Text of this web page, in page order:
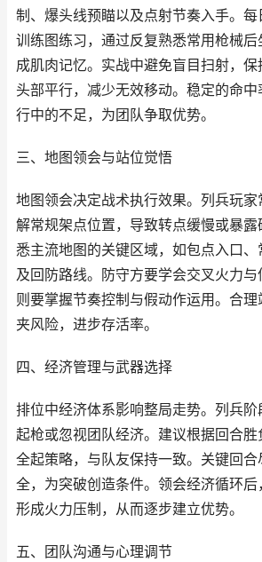
制、爆头线预瞄以及点射节奏入手。
训练图练习，通过反复熟悉常用枪械
成肌肉记忆。实战中避免盲目扫射，
头部平行，减少无效移动。稳定的命
行中的不足，为团队争取优势。
三、地图领会与站位觉悟
地图领会决定战术执行效果。列兵玩家
解常规架点位置，导致转点缓慢或暴
悉主流地图的关键区域，如包点入口
及回防路线。防守方要学会交叉火力
则要掌握节奏控制与假动作运用。合
夹风险，进步存活率。
四、经济管理与武器选择
排位中经济体系影响整局走势。列兵
起枪或忽视团队经济。建议根据回合
全起策略，与队友保持一致。关键回
全，为突破创造条件。领会经济循环
形成火力压制，从而逐步建立优势。
五、团队沟通与心理调节